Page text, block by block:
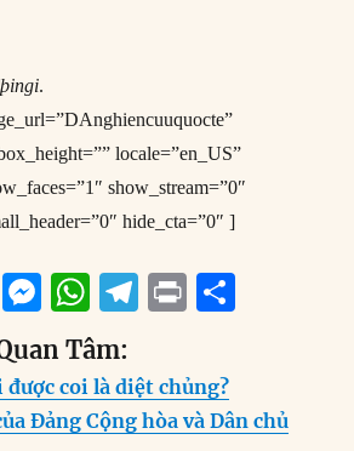
.
locale=”en_US”
show_stream=”0″
hide_cta=”0″ ]
E
M
e
ss
e
W
h
at
s
T
e
g
P
n
t
re
Tâm:
được coi là diệt chủng?
Đảng Cộng hòa và Dân chủ